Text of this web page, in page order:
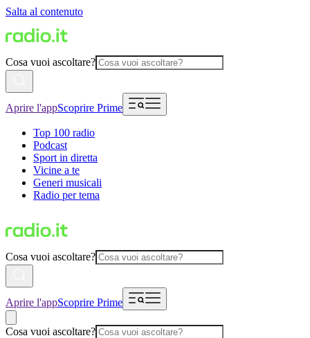
Salta al contenuto
Cosa vuoi ascoltare?
Aprire l'appScoprire Prime
Top 100 radio
Podcast
Sport in diretta
Vicine a te
Generi musicali
Radio per tema
Cosa vuoi ascoltare?
Aprire l'appScoprire Prime
Cosa vuoi ascoltare?